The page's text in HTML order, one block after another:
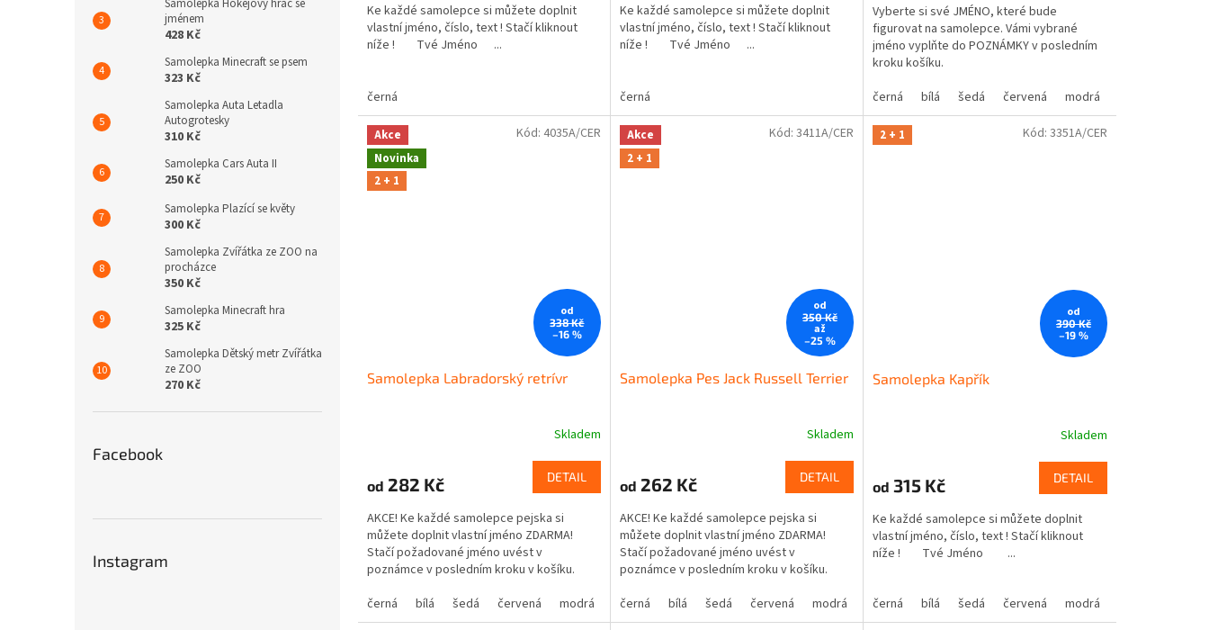
Samolepka Hokejový hráč se
jménem
428 Kč
Samolepka Minecraft se psem
323 Kč
Samolepka Auta Letadla
Autogrotesky
310 Kč
Samolepka Cars Auta II
250 Kč
Samolepka Plazící se květy
300 Kč
Samolepka Zvířátka ze ZOO na
procházce
350 Kč
Samolepka Minecraft hra
325 Kč
Samolepka Dětský metr Zvířátka
ze ZOO
270 Kč
Facebook
Instagram
Ke každé samolepce si můžete doplnit
vlastní jméno, číslo, text ! Stačí kliknout
níže ! Tvé Jméno ...
černá
Ke každé samolepce si můžete doplnit
vlastní jméno, číslo, text ! Stačí kliknout
níže ! Tvé Jméno ...
černá
Vyberte si své JMÉNO, které bude
figurovat na samolepce. Vámi vybrané
jméno vyplňte do POZNÁMKY v posledním
kroku košíku.
černá
bílá šedá červená modrá
Akce
Novinka
2 + 1
od
338 Kč
–16 %
Samolepka Labradorský retrívr
Skladem
od 282 Kč DETAIL
AKCE! Ke každé samolepce pejska si
můžete doplnit vlastní jméno ZDARMA!
Stačí požadované jméno uvést v
poznámce v posledním kroku v košíku.
černá
bílá šedá červená modrá žlutá zelená růžová fialová oranžová hnědá béžová
Kód: 4035A/CER
Akce
2 + 1
od
350 Kč
až
–25 %
Samolepka Pes Jack Russell Terrier
Skladem
od 262 Kč DETAIL
AKCE! Ke každé samolepce pejska si
můžete doplnit vlastní jméno ZDARMA!
Stačí požadované jméno uvést v
poznámce v posledním kroku v košíku.
černá
bílá šedá červená modrá žlutá zelená růžová fialová oranžová
Kód: 3411A/CER 2 + 1
od
390 Kč
–19 %
Samolepka Kapřík
Skladem
od 315 Kč DETAIL
Ke každé samolepce si můžete doplnit
vlastní jméno, číslo, text ! Stačí kliknout
níže ! Tvé Jméno ...
černá bílá šedá červená modrá
Kód: 3351A/CER